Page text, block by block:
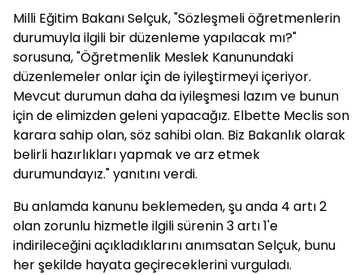
Milli Eğitim Bakanı Selçuk, "Sözleşmeli öğretmenlerin
durumuyla ilgili bir düzenleme yapılacak mı?"
sorusuna, "Öğretmenlik Meslek Kanunundaki
düzenlemeler onlar için de iyileştirmeyi içeriyor.
Mevcut durumun daha da iyileşmesi lazım ve bunun
için de elimizden geleni yapacağız. Elbette Meclis son
karara sahip olan, söz sahibi olan. Biz Bakanlık olarak
belirli hazırlıkları yapmak ve arz etmek
durumundayız." yanıtını verdi.
Bu anlamda kanunu beklemeden, şu anda 4 artı 2
olan zorunlu hizmetle ilgili sürenin 3 artı 1'e
indirileceğini açıkladıklarını anımsatan Selçuk, bunu
her şekilde hayata geçireceklerini vurguladı.